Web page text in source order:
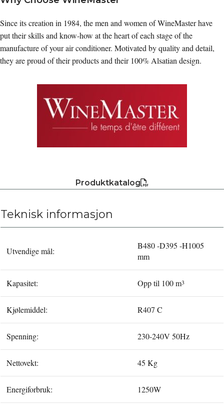
Since its creation in 1984, the men and women of WineMaster have
put their skills and know-how at the heart of each stage of the
manufacture of your air conditioner. Motivated by quality and detail,
they are proud of their products and their 100% Alsatian design.
Produktkatalog
Teknisk informasjon
Utvendige mål:
B480 -D395 -H1005
mm
Kapasitet: Opp til 100 m3
Kjølemiddel: R407 C
Spenning: 230-240V 50Hz
Nettovekt: 45 Kg
Energiforbruk: 1250W